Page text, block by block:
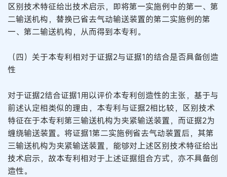
区别技术特征给出技术启示，即将第一实施例中的第一、第
二输送机构，替换已省去气动输送装置的第二实施例的第
一、第二输送机构，从而得到本专利。
（四）关于本专利相对于证据2与证据1的结合是否具备创造
性
对于证据2结合证据1用以评价本专利创造性的主张，基于与
前述认定相类似的理由，本专利与证据2相比较，区别技术
特征在于本专利第三输送机构为夹紧输送装置，而证据2为
缠绕输送装置。将证据1第二实施例省去气动装置后，其第
三输送机构为夹紧输送装置，能够对上述区别技术特征给出
技术启示，故本专利相对于上述证据组合方式，亦不具备创
造性。